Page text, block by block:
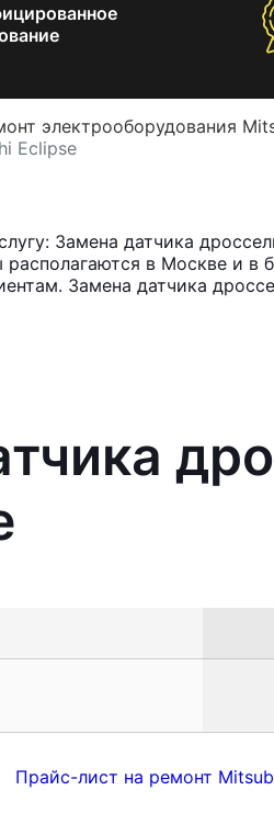
электрооборудования
Eclipse
Замена датчика
располагаются в Москве и
Замена датчика
Прайс-лист на ремонт